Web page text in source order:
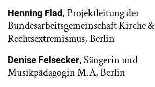
Henning Flad, Projektleitung der
Bundesarbeitsgemeinschaft Kirche &
Rechtsextremismus, Berlin
Denise Felsecker, Sängerin und
Musikpädagogin M.A, Berlin